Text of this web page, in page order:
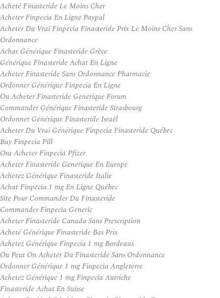
Acheté Finasteride Le Moins Cher
Acheter Finpecia En Ligne Paypal
Acheter Du Vrai Finpecia Finasteride Prix Le Moins Cher Sans
Ordonnance
Achat Générique Finasteride Grèce
Générique Finasteride Achat En Ligne
Acheter Finasteride Sans Ordonnance Pharmacie
Ordonner Générique Finpecia En Ligne
Ou Acheter Finasteride Generique Forum
Commander Générique Finasteride Strasbourg
Ordonner Générique Finasteride Israël
Acheter Du Vrai Générique Finpecia Finasteride Québec
Buy Finpecia Pill
Osu Acheter Finpecia Pfizer
Acheter Finasteride Generique En Europe
Achetez Générique Finasteride Italie
Achat Finpecia 1 mg En Ligne Québec
Site Pour Commander Du Finasteride
Commander Finpecia Generic
Acheter Finasteride Canada Sans Prescription
Acheté Générique Finasteride Bas Prix
Achetez Générique Finpecia 1 mg Bordeaux
Ou Peut On Acheter Du Finasteride Sans Ordonnance
Ordonner Générique 1 mg Finpecia Angleterre
Achetez Générique 1 mg Finpecia Autriche
Finasteride Achat En Suisse